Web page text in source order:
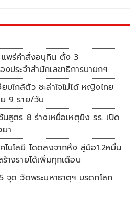
แพร่คำสั่งอนุทิน ตั้ง 3
งประจำสำนักเลขาธิการนายกฯ
บใกล้ตัว ชะล่าใจไม่ได้ หญิงไทย
9 ราย/วัน
นสูตร 8 ร่างเหยื่อเหตุยิง รร. เปิด
า
โนโลยี โดดลงจากหิ้ง สู่มือ1.2หมื่น
างรายได้เพิ่มทุกเดือน
จุด วัดพระมหาธาตุฯ มรดกโลก